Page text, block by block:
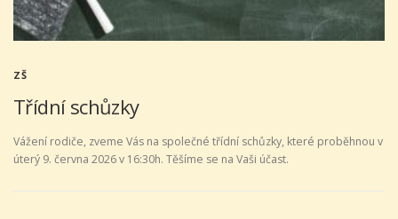
ZŠ
Třídní schůzky
Vážení rodiče, zveme Vás na společné třídní schůzky, které proběhnou v
úterý 9. června 2026 v 16:30h. Těšíme se na Vaši účast.